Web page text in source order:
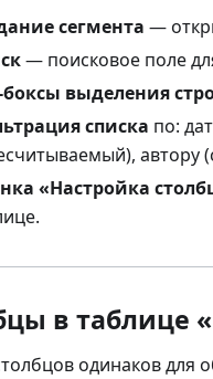
сегмента —
— поисковое поле
выделения
списка по:
автору
«Настройка
в таблице
одинаков для